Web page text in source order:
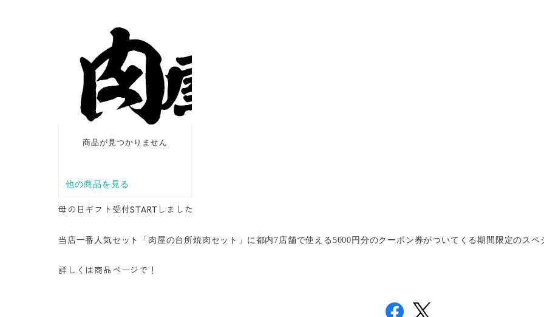
母の日ギフト受付STARTしました
当店一番人気セット「肉屋の台所焼肉セット」に都内7店舗で使える5000円分のクーポン券がついてくる期間限定のスペ
詳しくは商品ページで！